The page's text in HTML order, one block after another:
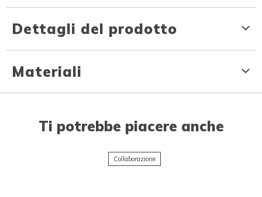
Dettagli del prodotto
Materiali
Ti potrebbe piacere anche
Collaborazione